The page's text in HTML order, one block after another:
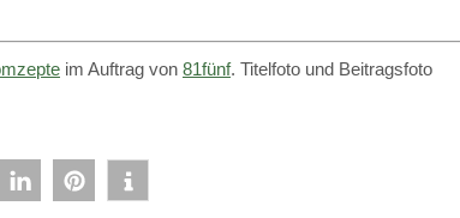
im Auftrag von 81fünf. Titelfoto und Beitragsfoto